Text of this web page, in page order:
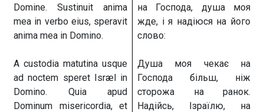
Domine. Sustinuit anima
mea in verbo eius, speravit
anima mea in Domino.
A custodia matutina usque
ad noctem speret Isræl in
Domino. Quia apud
Dominum misericordia, et
на Господа, душа моя
жде, і я надіюся на його
слово:
Душа моя чекає на
Господа більш, ніж
сторожа на ранок.
Надійсь, Ізраїлю, на